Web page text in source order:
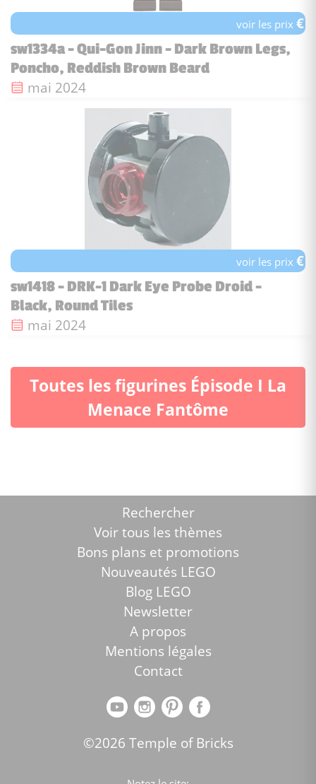
voir les prix€
sw1334a - Qui-Gon Jinn - Dark Brown Legs,
Poncho, Reddish Brown Beard
Date de sortie :
mai 2024
voir les prix€
sw1418 - DRK-1 Dark Eye Probe Droid -
Black, Round Tiles
Date de sortie :
mai 2024
Toutes les figurines Épisode I La
Menace Fantôme
Rechercher
Voir tous les thèmes
Bons plans et promotions
Nouveautés LEGO
Blog LEGO
Newsletter
A propos
Mentions légales
Contact
©2026 Temple of Bricks